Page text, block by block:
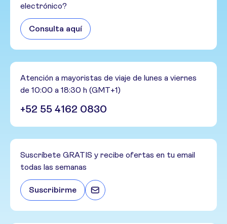
electrónico?
Consulta aquí
Atención a mayoristas de viaje de lunes a viernes
de 10:00 a 18:30 h (GMT+1)
+52 55 4162 0830
Suscríbete GRATIS y recibe ofertas en tu email
todas las semanas
Suscribirme